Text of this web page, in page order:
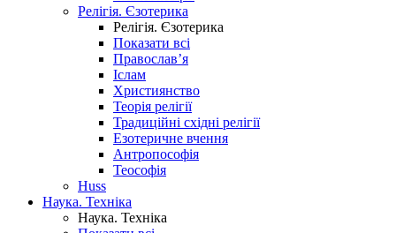
Релігія. Єзотерика
Релігія. Єзотерика
Показати всі
Православ’я
Іслам
Християнство
Теорія релігії
Традиційні східні релігії
Езотеричне вчення
Антропософія
Теософія
Huss
Наука. Техніка
Наука. Техніка